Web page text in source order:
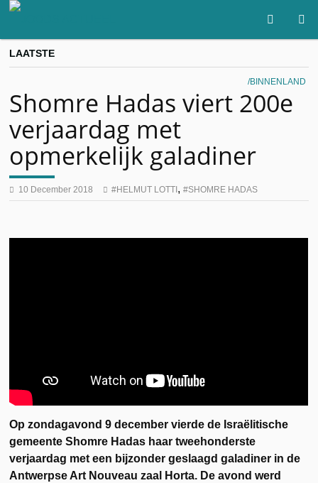
LAATSTE
BINNENLAND
Shomre Hadas viert 200e
verjaardag met
opmerkelijk galadiner
10 December 2018 HELMUT LOTTI , SHOMRE HADAS
Op zondagavond 9 december vierde de Israëlitische
gemeente Shomre Hadas haar tweehonderste
verjaardag met een bijzonder geslaagd galadiner in de
Antwerpse Art Nouveau zaal Horta. De avond werd